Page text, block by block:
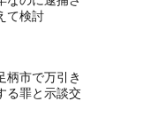
て検討
柄市で万引き
る罪と示談交